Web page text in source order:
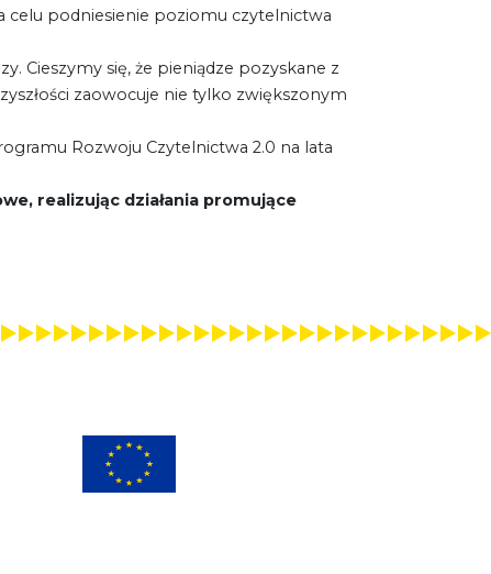
celu podniesienie poziomu czytelnictwa
Cieszymy się, że pieniądze pozyskane z
zaowocuje nie tylko zwiększonym
Rozwoju Czytelnictwa 2.0 na lata
realizując działania promujące